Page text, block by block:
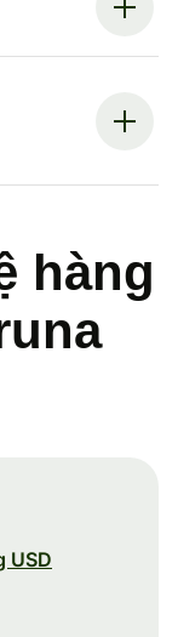
hàng
USD